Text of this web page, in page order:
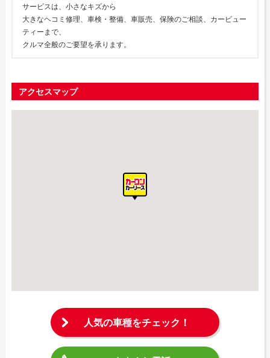
サービスは、小さなキズから
大きなヘコミ修理、車検・整備、車販売、保険のご相談、カービュー
ティーまで、
クルマ全般のご要望を承ります。
アクセスマップ
人気の車種をチェック！